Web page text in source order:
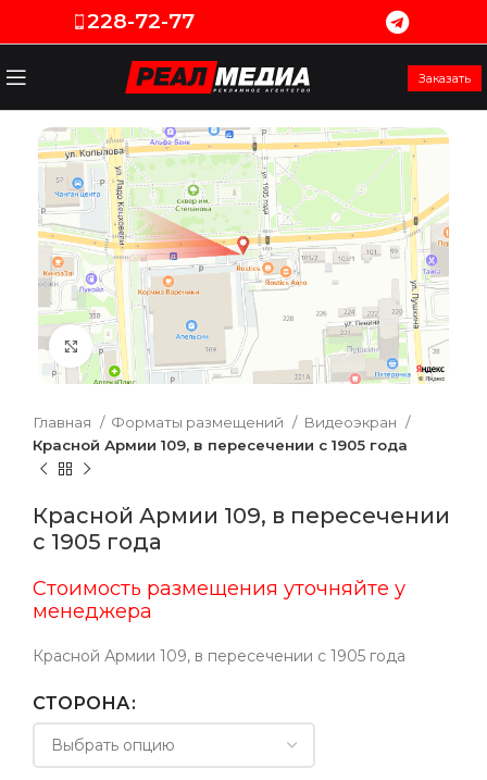
228-72-77
Заказать
Увеличить
Главная Форматы размещений
Видеоэкран
Красной Армии 109, в пересечении с 1905 года
Красной Армии 109, в пересечении
с 1905 года
Стоимость размещения уточняйте у
менеджера
Красной Армии 109, в пересечении с 1905 года
СТОРОНА